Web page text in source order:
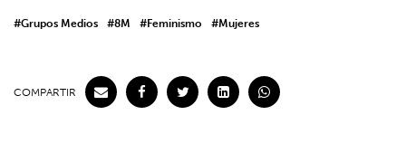
#Grupos Medios #8M #Feminismo #Mujeres
COMPARTIR